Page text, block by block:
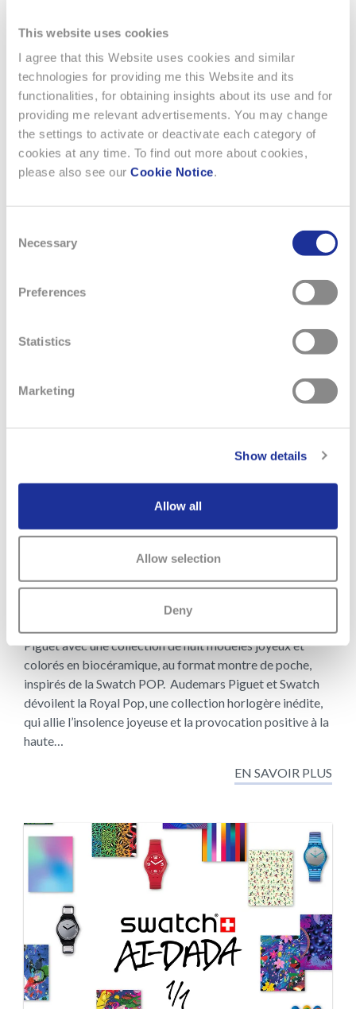
This website uses cookies
I agree that this Website uses cookies and similar
technologies for providing me this Website and its
functionalities, for obtaining insights about its use and for
providing me relevant advertisements. You may change
the settings to activate or deactivate each category of
cookies at any time. To find out more about cookies,
please also see our Cookie Notice.
Selection
Necessary
Preferences
Statistics
Marketing
Show details
Allow all
Allow selection
Deny
AUDEMARS PIGUET × SWATCH
Piguet avec une collection de huit modèles joyeux et
colorés en biocéramique, au format montre de poche,
inspirés de la Swatch POP. Audemars Piguet et Swatch
dévoilent la Royal Pop, une collection horlogère inédite,
qui allie l’insolence joyeuse et la provocation positive à la
haute…
EN SAVOIR PLUS